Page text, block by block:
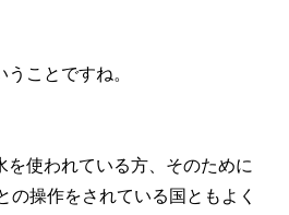
ことですね。
を使われている方、そのために
の操作をされている国ともよく